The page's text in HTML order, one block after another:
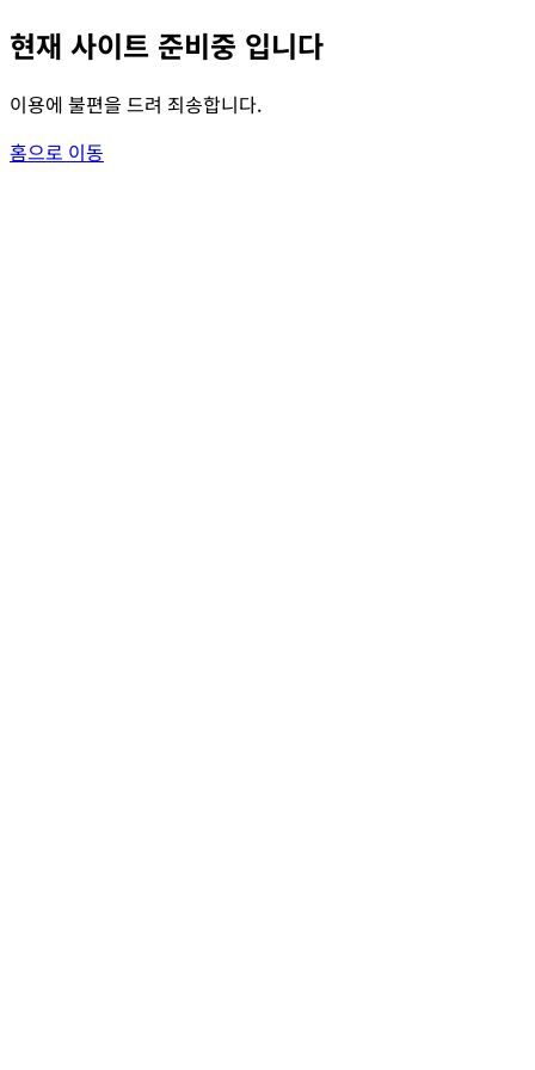
현재 사이트 준비중 입니다
이용에 불편을 드려 죄송합니다.
홈으로 이동